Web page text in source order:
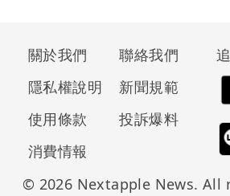
關於我們
聯絡我們
隱私權說明
新聞規範
使用條款
投訴爆料
消費情報
© 2026 Nextapple News. All